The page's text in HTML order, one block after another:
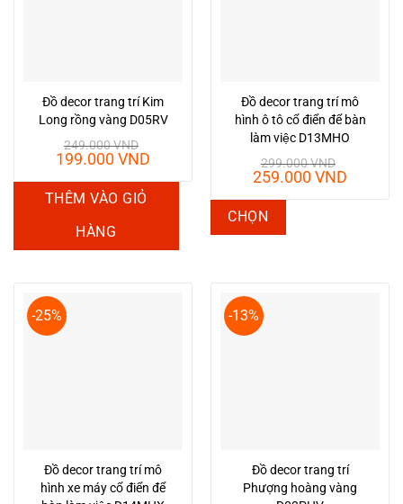
Đồ decor trang trí Kim
Long rồng vàng D05RV
249.000VND
Giá
là:
249.000 VND.
199.000VND
199.000 VND.
THÊM VÀO GIỎ
HÀNG
Đồ decor trang trí mô
hình ô tô cổ điển để bàn
làm việc D13MHO
299.000VND
Giá
là:
299.000 VND.
259.000VND
CHỌN
được
-25%
Đồ decor trang trí mô
hình xe máy cổ điển để
-13%
Đồ decor trang trí
Phượng hoàng vàng